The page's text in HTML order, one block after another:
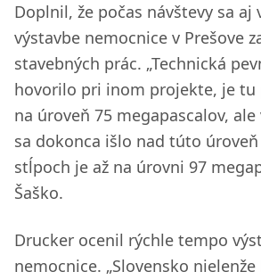
Doplnil, že počas návštevy sa
výstavbe nemocnice v Prešove
stavebných prác. „Technická
hovorilo pri inom projekte, je
na úroveň 75 megapascalov,
sa dokonca išlo nad túto
stĺpoch je až na úrovni 97
Šaško.
Drucker ocenil rýchle tempo
nemocnice. „Slovensko